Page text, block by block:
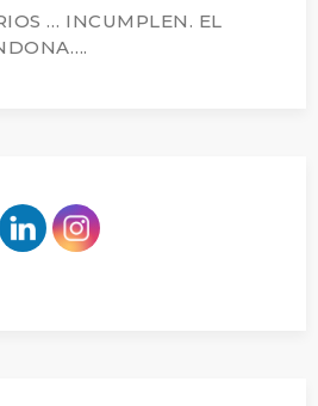
… INCUMPLEN. EL